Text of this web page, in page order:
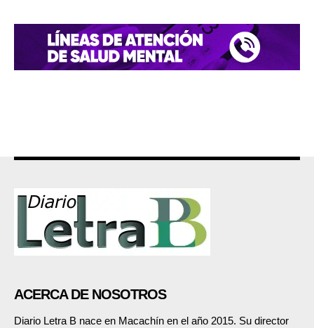
ACERCA DE NOSOTROS
Diario Letra B nace en Macachín en el año 2015. Su director